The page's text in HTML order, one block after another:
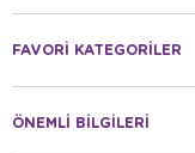
FAVORİ KATEGORİLER
ÖNEMLİ BİLGİLERİ